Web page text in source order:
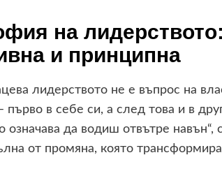
на
и принципна
лидерството не е въпрос на
първо в себе си, а след това и в
означава да водиш отвътре навън“,
от промяна, която трансформира